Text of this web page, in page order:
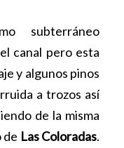
subterráneo
canal pero esta
y algunos pinos
a trozos así
de la misma
de Las Coloradas.